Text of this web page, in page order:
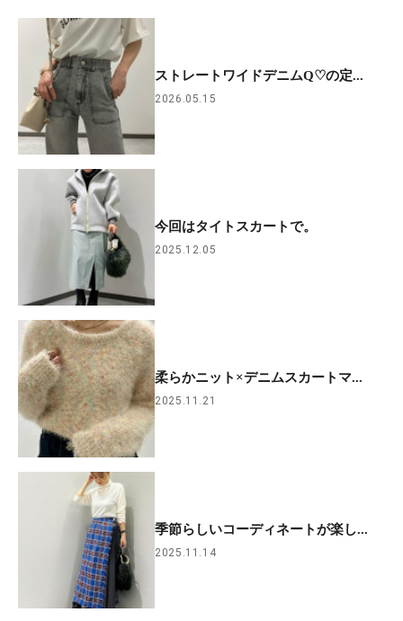
ストレートワイドデニムQ♡の定...
2026.05.15
今回はタイトスカートで。
2025.12.05
柔らかニット×デニムスカートマ...
2025.11.21
季節らしいコーディネートが楽し...
2025.11.14